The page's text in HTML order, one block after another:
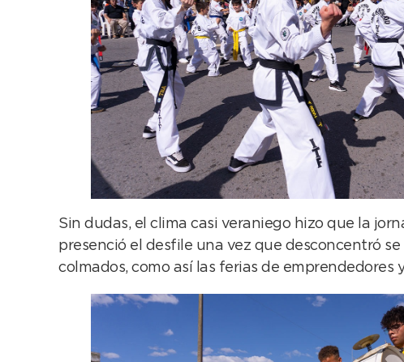
Sin dudas, el clima casi veraniego hizo que la
presenció el desfile una vez que desconcentró
colmados, como así las ferias de emprendedores